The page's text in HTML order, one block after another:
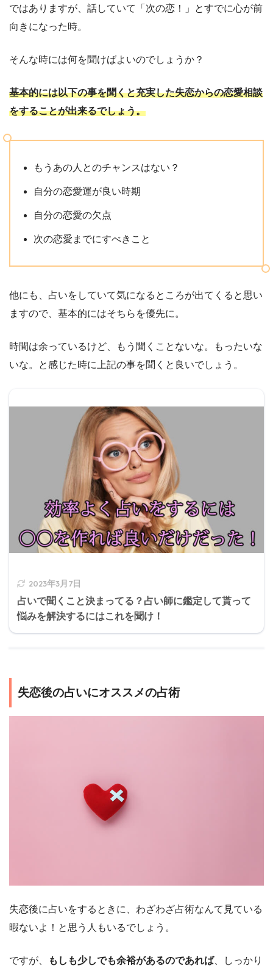
ではありますが、話していて「次の恋！」とすでに心が前
向きになった時。
そんな時には何を聞けばよいのでしょうか？
基本的には以下の事を聞くと充実した失恋からの恋愛相談
をすることが出来るでしょう。
もうあの人とのチャンスはない？
自分の恋愛運が良い時期
自分の恋愛の欠点
次の恋愛までにすべきこと
他にも、占いをしていて気になるところが出てくると思い
ますので、基本的にはそちらを優先に。
時間は余っているけど、もう聞くことないな。もったいな
いな。と感じた時に上記の事を聞くと良いでしょう。
2023年3月7日
占いで聞くこと決まってる？占い師に鑑定して貰って
悩みを解決するにはこれを聞け！
失恋後の占いにオススメの占術
失恋後に占いをするときに、わざわざ占術なんて見ている
暇ないよ！と思う人もいるでしょう。
ですが、 もしも少しでも余裕があるのであれば、しっかり